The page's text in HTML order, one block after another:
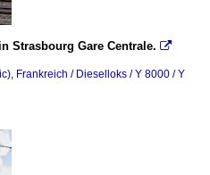
Strasbourg Gare Centrale. 
, Frankreich / Dieselloks / Y 8000 / Y